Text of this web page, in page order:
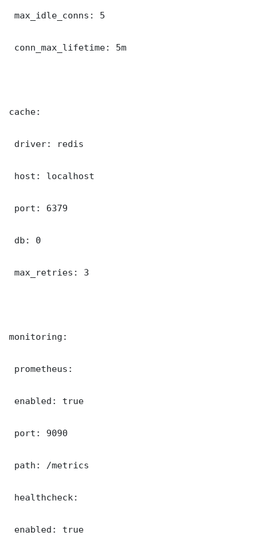
max_idle_conns: 5
conn_max_lifetime: 5m
cache:
driver: redis
host: localhost
port: 6379
db: 0
max_retries: 3
monitoring:
prometheus:
enabled: true
port: 9090
path: /metrics
healthcheck:
enabled: true